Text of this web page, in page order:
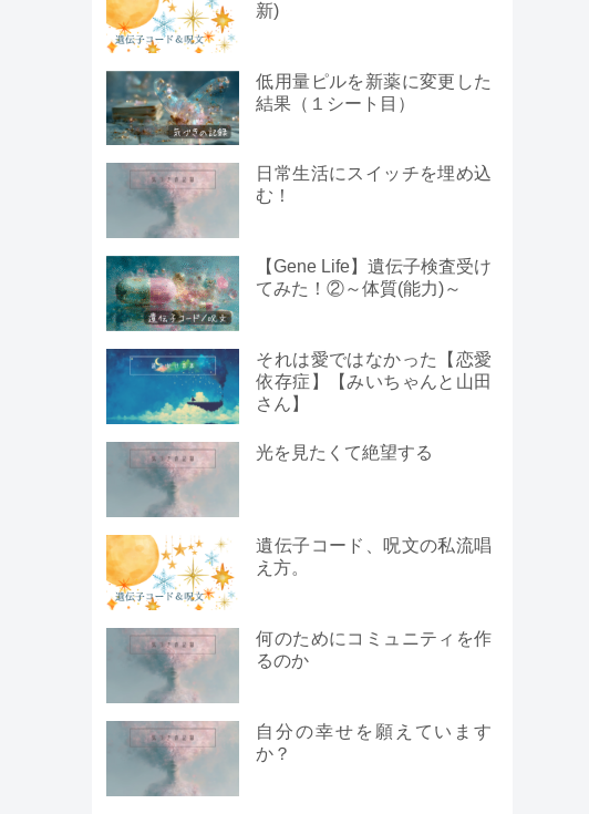
新)
低用量ピルを新薬に変更した
結果（１シート目）
日常生活にスイッチを埋め込
む！
【Gene Life】遺伝子検査受け
てみた！②～体質(能力)～
それは愛ではなかった【恋愛
依存症】【みいちゃんと山田
さん】
光を見たくて絶望する
遺伝子コード、呪文の私流唱
え方。
何のためにコミュニティを作
るのか
自分の幸せを願えています
か？